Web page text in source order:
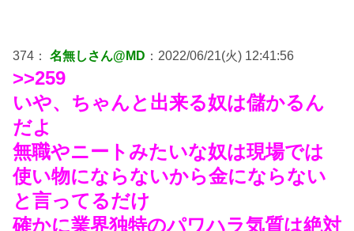
374： 名無しさん@MD ：2022/06/21(火) 12:41:56
>>259
いや、ちゃんと出来る奴は儲かるん
だよ
無職やニートみたいな奴は現場では
使い物にならないから金にならない
と言ってるだけ
確かに業界独特のパワハラ気質は絶対